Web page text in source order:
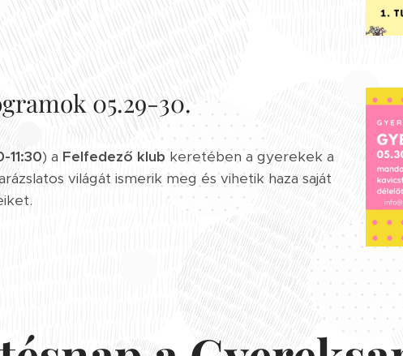
05.29-30.
11:30) a Felfedező klub keretében a gyerekek a
világát ismerik meg és vihetik haza saját